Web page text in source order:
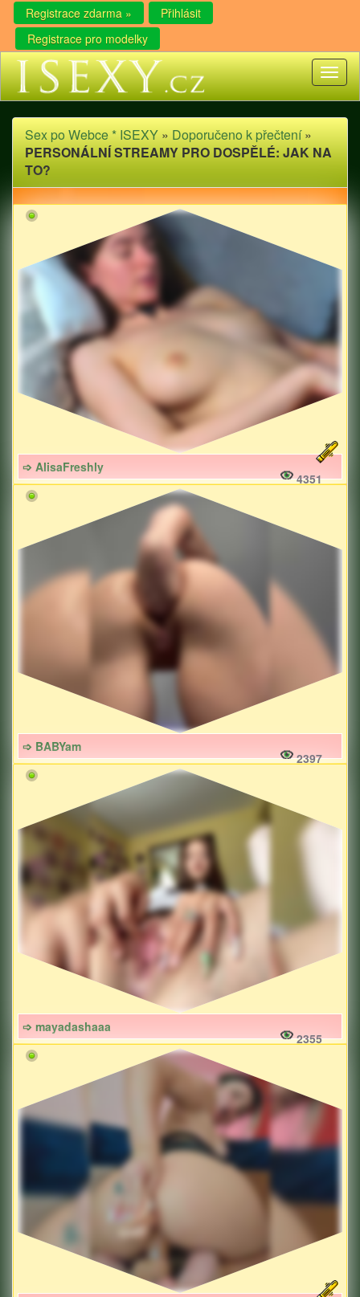
Registrace zdarma »
Přihlásit
Registrace pro modelky
Sex po Webce * ISEXY » Doporučeno k přečtení»
PERSONÁLNÍ STREAMY PRO DOSPĚLÉ: JAK NA
TO?
➩ AlisaFreshly
4351
➩ BABYam
2397
➩ mayadashaaa
2355